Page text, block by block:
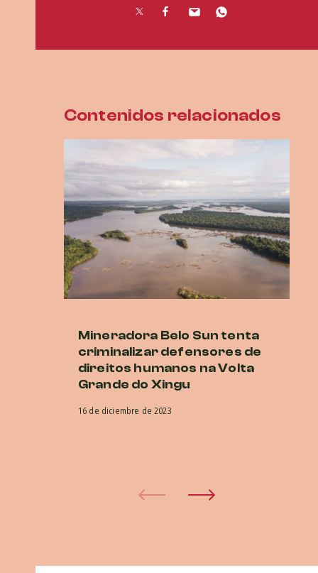
Contenidos relacionados
Mineradora Belo Sun tenta
criminalizar defensores de
direitos humanos na Volta
Grande do Xingu
16 de diciembre de 2023